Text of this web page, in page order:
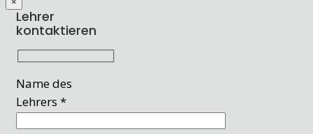
Lehrer
kontaktieren
Name des
Lehrers *